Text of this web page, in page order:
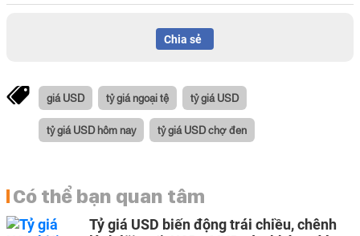
Chia sẻ
giá USD tỷ giá ngoại tệ tỷ giá USD
tỷ giá USD hôm nay tỷ giá USD chợ đen
Có thể bạn quan tâm
Tỷ giá USD biến động trái chiều, chênh